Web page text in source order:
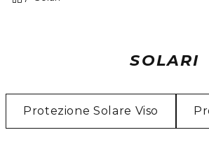
SOLARI
Protezione Solare Viso